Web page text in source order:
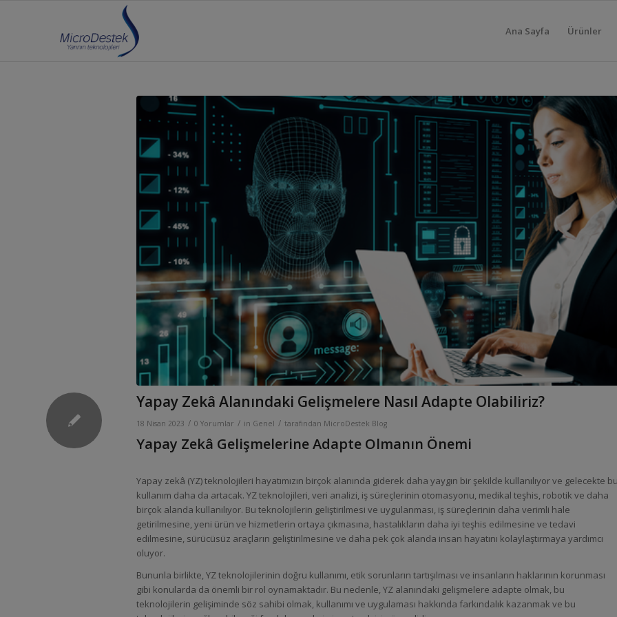
Ana Sayfa Ürünler
Yapay Zekâ Alanındaki Gelişmelere Nasıl Adapte Olabiliriz?
18 Nisan 2023 / 0 Yorumlar / in Genel / tarafından MicroDestek Blog
Yapay Zekâ Gelişmelerine Adapte Olmanın Önemi
Yapay zekâ (YZ) teknolojileri hayatımızın birçok alanında giderek daha yaygın bir şekilde kullanılıyor ve gelecekte
kullanım daha da artacak. YZ teknolojileri, veri analizi, iş süreçlerinin otomasyonu, medikal teşhis, robotik ve daha
birçok alanda kullanılıyor. Bu teknolojilerin geliştirilmesi ve uygulanması, iş süreçlerinin daha verimli hale
getirilmesine, yeni ürün ve hizmetlerin ortaya çıkmasına, hastalıkların daha iyi teşhis edilmesine ve tedavi
edilmesine, sürücüsüz araçların geliştirilmesine ve daha pek çok alanda insan hayatını kolaylaştırmaya yardımcı
oluyor.
Bununla birlikte, YZ teknolojilerinin doğru kullanımı, etik sorunların tartışılması ve insanların haklarının korunması
gibi konularda da önemli bir rol oynamaktadır. Bu nedenle, YZ alanındaki gelişmelere adapte olmak, bu
teknolojilerin gelişiminde söz sahibi olmak, kullanımı ve uygulaması hakkında farkındalık kazanmak ve bu